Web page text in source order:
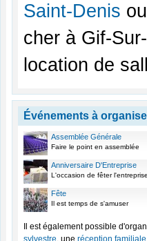
Saint-Denis
cher à Gif-
location de
Événements à
Assemblée Générale
Faire le point en assemblée
Anniversaire D'Entreprise
L'occasion de fêter l'entreprise
Fête
Il est temps de s'amuser
Il est également possible
sylvestre, une réception familiale